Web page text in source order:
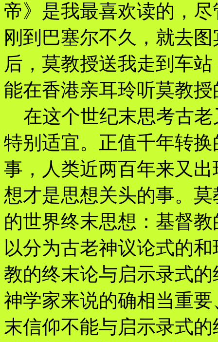
帝》是我最喜欢读的，
刚到巴塞尔不久，就去
后，莫教授送我走到车
能在香港亲耳玲听莫教
在这个世纪末思考古
特别适宜。正值千年转
事，人类近两百年来又
想才是思想关头的事。
的世界终末思想：基督
以分为古老神议论式的
教的终末论与启示录式
神学家来说的确相当重
末信仰不能与启示录式